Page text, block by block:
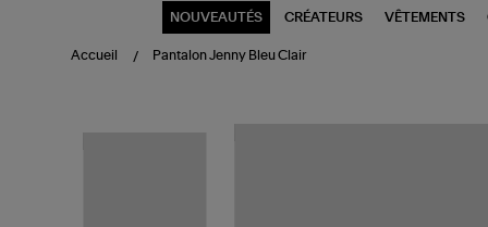
NOUVEAUTÉS CRÉATEURS VÊTEMENTS
Accueil Pantalon Jenny Bleu Clair